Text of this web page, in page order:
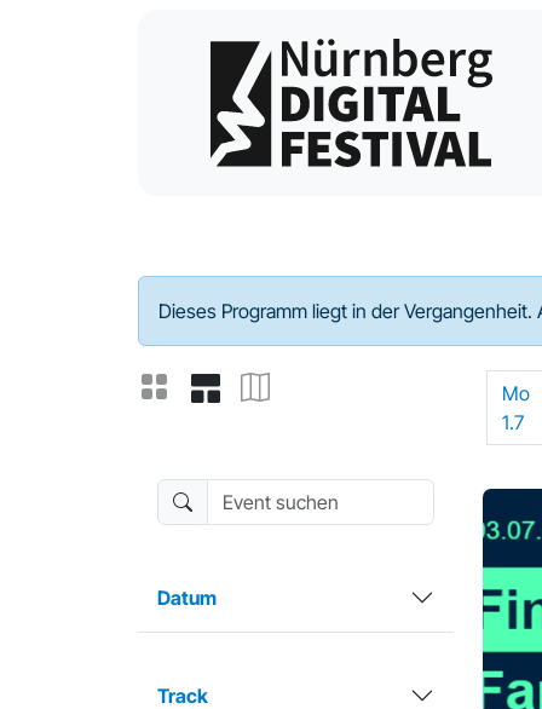
Programm - 2024
Dieses Programm liegt in der
Event suchen
Datum
Track
Mo
1.7